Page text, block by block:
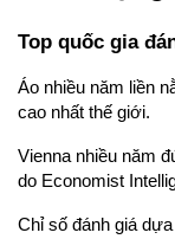
Top quốc gia
Áo nhiều năm liền
cao nhất thế giới.
Vienna nhiều năm
do Economist
Chỉ số đánh giá dựa